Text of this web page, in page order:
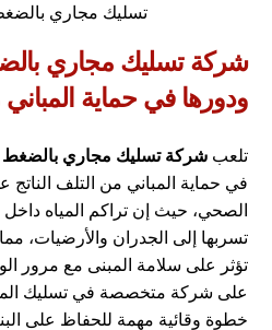
تسليك مجاري
شركة تسليك مجاري
ودورها في حماية
تلعبشركة تسليك مجاري بالضغط
في حماية المباني من التلف
الصحي، حيث إن تراكم المياه داخل
تسربها إلى الجدران والأرضيات،
تؤثر على سلامة المبنى مع مرور
على شركة متخصصة في تسليك
خطوة وقائية مهمة للحفاظ على